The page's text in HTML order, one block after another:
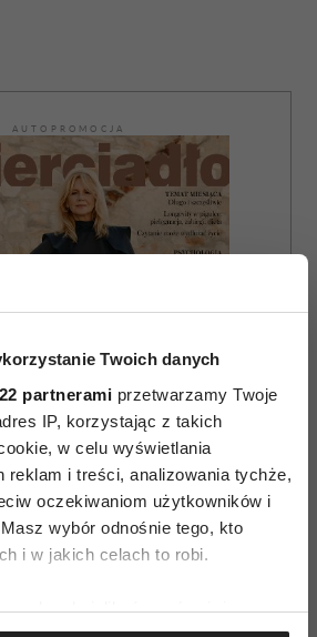
Twoich danych
partnerami przetwarzamy Twoje
IP, korzystając z takich
w celu wyświetlania
reklam i treści, analizowania tychże,
oczekiwaniom użytkowników i
wybór odnośnie tego, kto
i w jakich celach to robi.
chcielibyśmy również:
AUTOPROMOCJA
ZAMÓW
DRUKOWANE